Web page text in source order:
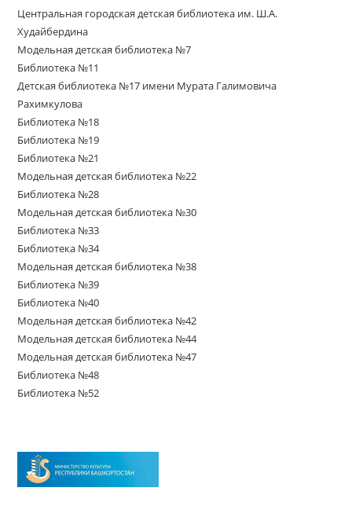
Центральная городская детская библиотека им. Ш.А.
Худайбердина
Модельная детская библиотека №7
Библиотека №11
Детская библиотека №17 имени Мурата Галимовича
Рахимкулова
Библиотека №18
Библиотека №19
Библиотека №21
Модельная детская библиотека №22
Библиотека №28
Модельная детская библиотека №30
Библиотека №33
Библиотека №34
Модельная детская библиотека №38
Библиотека №39
Библиотека №40
Модельная детская библиотека №42
Модельная детская библиотека №44
Модельная детская библиотека №47
Библиотека №48
Библиотека №52